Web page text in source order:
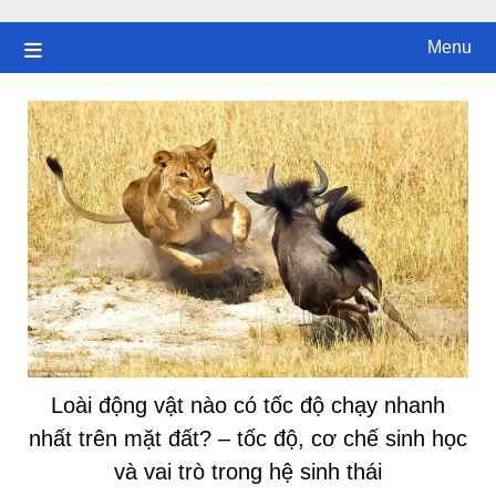
content
Menu
Loài động vật nào có tốc độ chạy nhanh
nhất trên mặt đất? – tốc độ, cơ chế sinh học
và vai trò trong hệ sinh thái